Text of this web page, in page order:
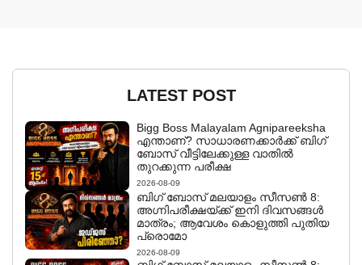
LATEST POST
Bigg Boss Malayalam Agnipareeksha
എന്താണ്? സാധാരണക്കാർക്ക് ബിഗ്
ബോസ് വീട്ടിലേക്കുള്ള വാതിൽ
തുറക്കുന്ന പരീക്ഷ
2026-08-09
ബിഗ് ബോസ് മലയാളം സീസൺ 8:
അഗ്നിപരീക്ഷയ്ക്ക് ഇനി ദിവസങ്ങൾ
മാത്രം; ആവേശം കൊളുത്തി പുതിയ
പ്രൊമോ
2026-08-09